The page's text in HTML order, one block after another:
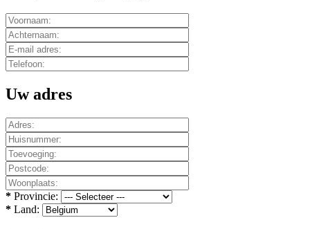
Uw adres
* Provincie:
* Land: